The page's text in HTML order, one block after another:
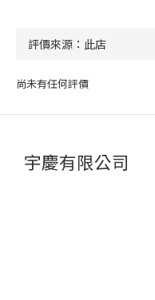
尚未有任何評價
宇慶有限公司